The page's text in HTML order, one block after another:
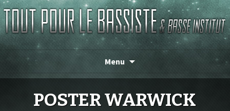
TOUT POUR LE BASSISTE
de basse depuis 1986 !
Menu
POSTER WARWICK